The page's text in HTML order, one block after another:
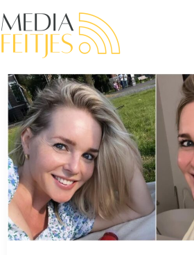
naar
de